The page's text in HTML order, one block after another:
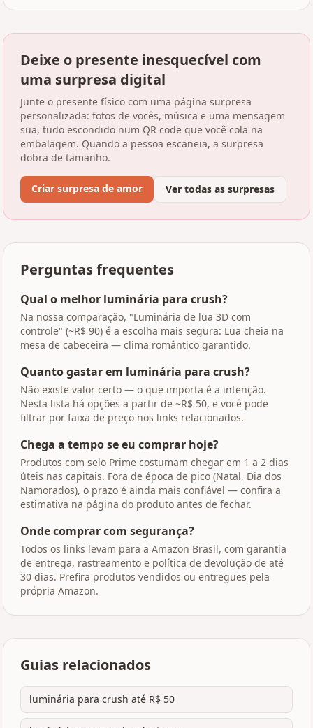
Deixe o presente inesquecível com
uma surpresa digital
Junte o presente físico com uma página surpresa
personalizada: fotos de vocês, música e uma mensagem
sua, tudo escondido num QR code que você cola na
embalagem. Quando a pessoa escaneia, a surpresa
dobra de tamanho.
Criar surpresa de amor Ver todas as surpresas
Perguntas frequentes
Qual o melhor luminária para crush?
Na nossa comparação, "Luminária de lua 3D com
controle" (~R$ 90) é a escolha mais segura: Lua cheia na
mesa de cabeceira — clima romântico garantido.
Quanto gastar em luminária para crush?
Não existe valor certo — o que importa é a intenção.
Nesta lista há opções a partir de ~R$ 50, e você pode
filtrar por faixa de preço nos links relacionados.
Chega a tempo se eu comprar hoje?
Produtos com selo Prime costumam chegar em 1 a 2 dias
úteis nas capitais. Fora de época de pico (Natal, Dia dos
Namorados), o prazo é ainda mais confiável — confira a
estimativa na página do produto antes de fechar.
Onde comprar com segurança?
Todos os links levam para a Amazon Brasil, com garantia
de entrega, rastreamento e política de devolução de até
30 dias. Prefira produtos vendidos ou entregues pela
própria Amazon.
Guias relacionados
luminária para crush até R$ 50